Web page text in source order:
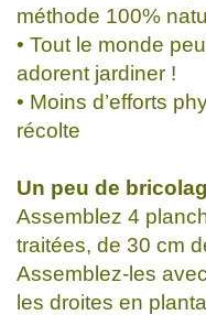
méthode 100%
• Tout le monde
adorent jardiner !
• Moins d’efforts
récolte
Un peu de
Assemblez 4
traitées, de 30 cm
Assemblez-les
les droites en